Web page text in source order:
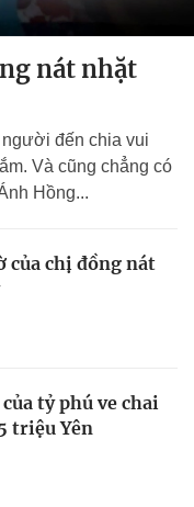
nát nhặt
đến chia vui
Và cũng chẳng có
Hồng...
của chị đồng nát
tỷ phú ve chai
triệu Yên